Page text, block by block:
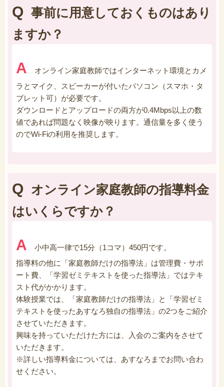
Q 事前に用意しておくものはあり
ますか？
A
オンライン家庭教師ではインターネット環境とカメ
ラとマイク、スピーカーが付いたパソコン（スマホ・タ
ブレット可）が必要です。
ダウンロードとアップロードの両方が0.4Mbps以上の数
値であれば問題なく映像が映ります。通信量を多く使う
のでWi-Fiの利用を推奨します。
Q
オンライン家庭教師の指導料金
はいくらですか？
A
小中高一律で15分（1コマ）450円です。
指導料の他に「家庭教師だけの指導法」は管理費・サポ
ート費、「学習ゼミテキストを使った指導法」ではテキ
スト代がかかります。
体験授業では、「家庭教師だけの指導法」と「学習ゼミ
テキストを使ったあすなろ独自の指導法」の2つをご紹介
させていただきます。
興味を持っていただけた方には、入会のご案内をさせて
いただきます。
※詳しい指導料金については、あすなろまでお問い合わ
せください。